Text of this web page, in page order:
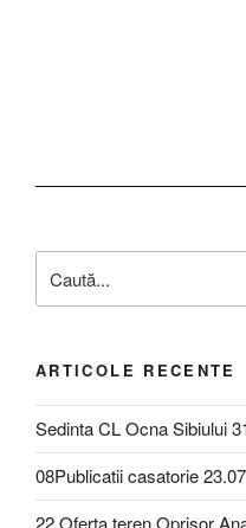
ARTICOLE RECENTE
Sedinta CL Ocna Sibiului
08Publicatii casatorie
22 Oferta teren Oprisor